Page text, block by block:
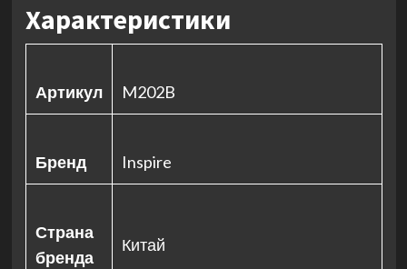
Характеристики
Артикул M202B
Бренд Inspire
Страна
бренда
Китай